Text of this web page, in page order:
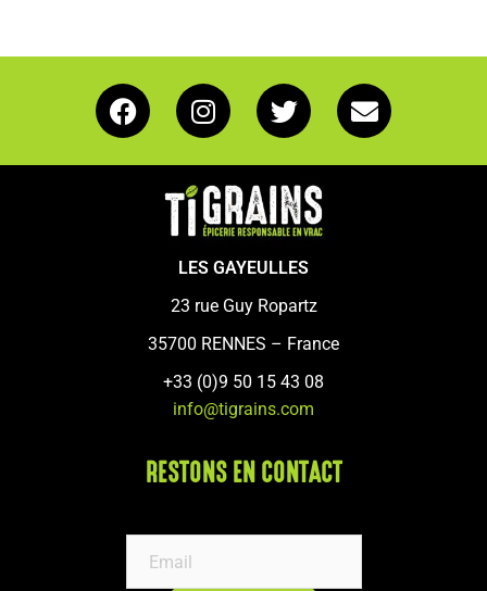
LES GAYEULLES
23 rue Guy Ropartz
35700 RENNES – France
+33 (0)9 50 15 43 08
info@tigrains.com
RESTONS EN CONTACT